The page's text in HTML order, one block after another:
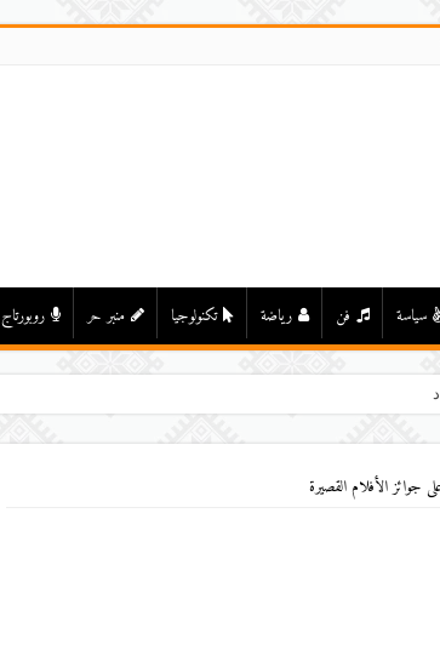
سياسة فن رياضة تكنولوجيا منبر حر روبورتاج
بأولاد يحيى لكراير
جوائز الأفلام القصيرة